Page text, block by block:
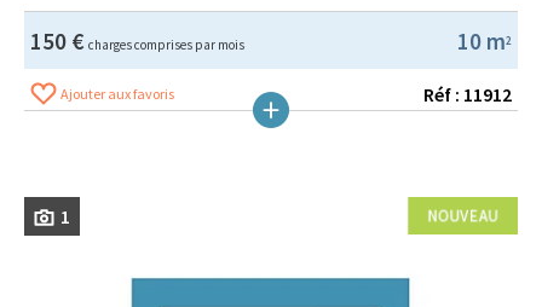
10 m2
150 € charges comprises par mois
Ajouter aux favoris Réf : 11912
1